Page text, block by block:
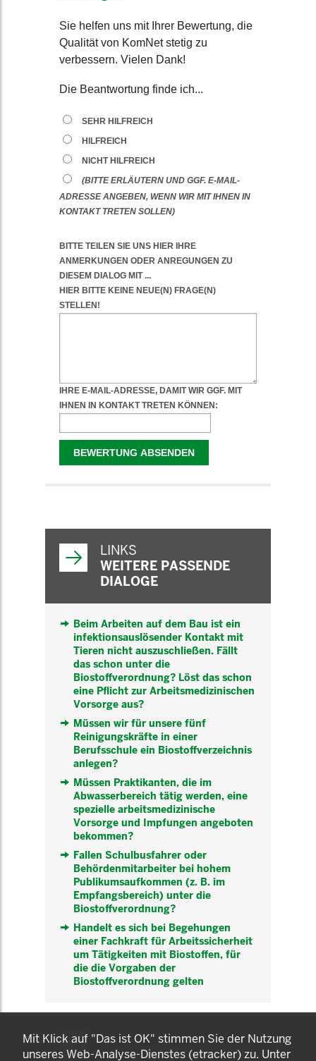
LINKS
WEITERE PASSENDE
DIALOGE
Beim Arbeiten auf dem Bau ist ein
infektionsauslösender Kontakt mit
Tieren nicht auszuschließen. Fällt
das schon unter die
Biostoffverordnung? Löst das schon
eine Pflicht zur Arbeitsmedizinischen
Vorsorge aus?
Müssen wir für unsere fünf
Reinigungskräfte in einer
Berufsschule ein Biostoffverzeichnis
anlegen?
Müssen Praktikanten, die im
Abwasserbereich tätig werden, eine
spezielle arbeitsmedizinische
Vorsorge und Impfungen angeboten
bekommen?
Fallen Schulbusfahrer oder
Behördenmitarbeiter bei hohem
Publikumsaufkommen (z. B. im
Empfangsbereich) unter die
Biostoffverordnung?
Handelt es sich bei Begehungen
einer Fachkraft für Arbeitssicherheit
um Tätigkeiten mit Biostoffen, für
die die Vorgaben der
Biostoffverordnung gelten
KOMNET
GUT BERATEN. GESUND
Mit Klick auf "Das ist OK" stimmen Sie der Nutzung
unseres Web-Analyse-Dienstes (etracker) zu. Unter